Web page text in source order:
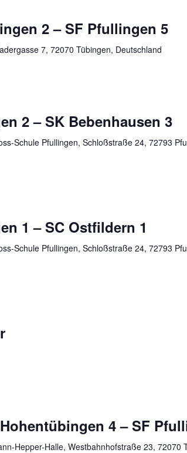
2 – SF Pfullingen 5
7, 72070 Tübingen, Deutschland
2 – SK Bebenhausen 3
Schule Pfullingen, Schloßstraße 24, 72793
1 – SC Ostfildern 1
Schule Pfullingen, Schloßstraße 24, 72793
4 – SF
Hepper-Halle, Westbahnhofstraße 23, 72070